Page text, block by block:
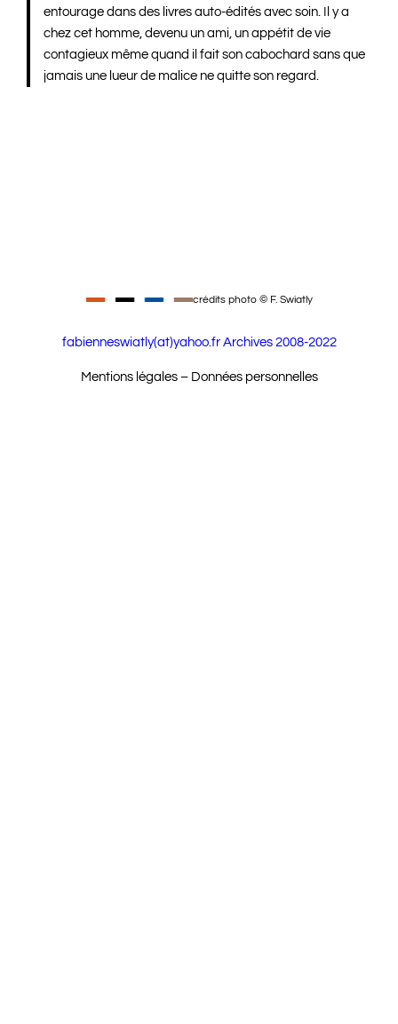
entourage dans des livres auto-édités avec soin. Il y a
chez cet homme, devenu un ami, un appétit de vie
contagieux même quand il fait son cabochard sans que
jamais une lueur de malice ne quitte son regard.
crédits photo © F. Swiatly
fabienneswiatly(at)yahoo.fr Archives 2008-2022
Mentions légales – Données personnelles